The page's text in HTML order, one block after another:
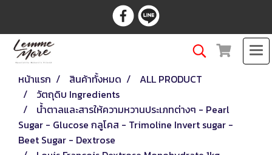
หน้าแรก สินค้าทั้งหมด
ALL PRODUCT
วัตถุดิบ Ingredients
น้ำตาลและสารให้ความหวานประเภทต่างๆ - Pearl
Sugar - Glucose กลูโคส - Trimoline Invert sugar -
Beet Sugar - Dextrose